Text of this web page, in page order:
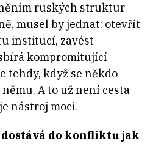
ruských struktur
musel by jednat: otevřít
institucí, zavést
kompromitující
tehdy, když se někdo
A to už není cesta
nástroj moci.
dostává do konfliktu jak